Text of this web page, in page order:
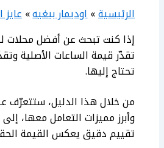
الرئيسية اوديمار بيغيه
إذا كنت تبحث عن أفضل محلات
تقدّر قيمة الساعات الأصلية
تحتاج إليها.
من خلال هذا الدليل، ستتعرّف
وأبرز مميزات التعامل معها،
تقييم دقيق يعكس القيمة